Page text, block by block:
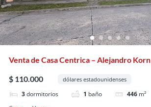
Venta de Casa Centrica – Alejandro Korn
$ 110.000 dólares estadounidenses
3dormitorios 1 baño 446 m²